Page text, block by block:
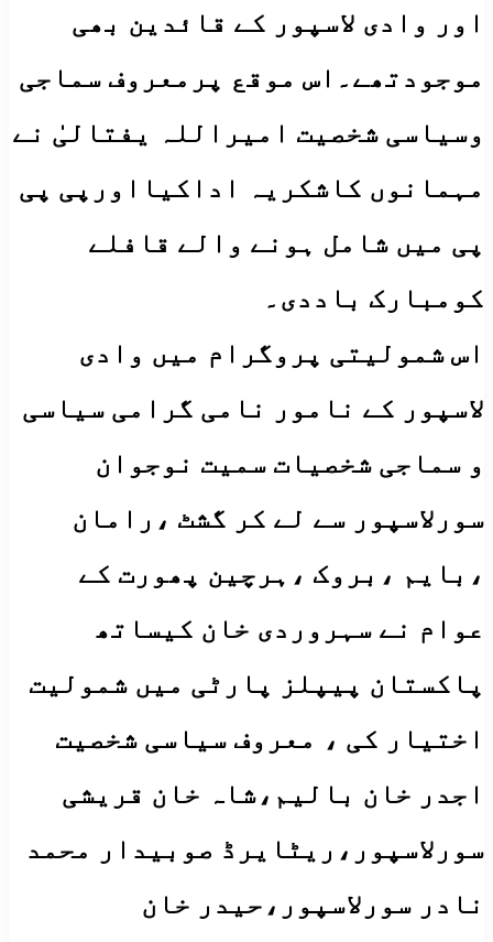
اور وادی لاسپور کے قائدین بھی
موجودتھے۔اس موقع پرمعروف سماجی
وسیاسی شخصیت امیراللہ یفتالیٰ نے
مہمانوں کاشکریہ اداکیااورپی پی
پی میں شامل ہونے والے قافلے
کومبارک باددی۔
اس شمولیتی پروگرام میں وادی
لاسپور کے نامور نامی گرامی سیاسی
و سماجی شخصیات سمیت نوجوان
سورلاسپور سے لے کر گشٹ ،رامان
،بایم ،بروک ،ہرچین پھورت کے
عوام نے سہروردی خان کیساتھ
پاکستان پیپلز پارٹی میں شمولیت
اختیار کی ، معروف سیاسی شخصیت
اجدر خان بالیم،شاہ خان قریشی
سورلاسپور،ریٹایرڈ صوبیدار محمد
نادر سورلاسپور،حیدر خان